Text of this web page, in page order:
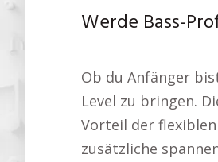
Werde Bass-
Ob du Anfänger
Level zu bringen.
Vorteil der
zusätzliche